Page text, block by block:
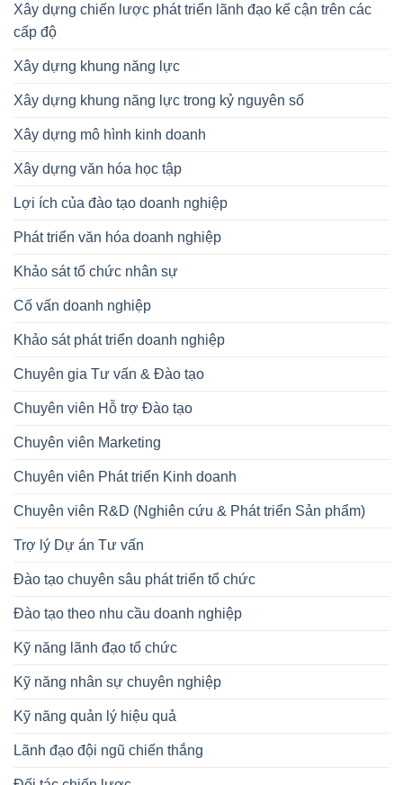
Xây dựng chiến lược phát triển lãnh đạo kế cận trên các
cấp độ
Xây dựng khung năng lực
Xây dựng khung năng lực trong kỷ nguyên số
Xây dựng mô hình kinh doanh
Xây dựng văn hóa học tập
Lợi ích của đào tạo doanh nghiệp
Phát triển văn hóa doanh nghiệp
Khảo sát tổ chức nhân sự
Cố vấn doanh nghiệp
Khảo sát phát triển doanh nghiệp
Chuyên gia Tư vấn & Đào tạo
Chuyên viên Hỗ trợ Đào tạo
Chuyên viên Marketing
Chuyên viên Phát triển Kinh doanh
Chuyên viên R&D (Nghiên cứu & Phát triển Sản phẩm)
Trợ lý Dự án Tư vấn
Đào tạo chuyên sâu phát triển tổ chức
Đào tạo theo nhu cầu doanh nghiệp
Kỹ năng lãnh đạo tổ chức
Kỹ năng nhân sự chuyên nghiệp
Kỹ năng quản lý hiệu quả
Lãnh đạo đội ngũ chiến thắng